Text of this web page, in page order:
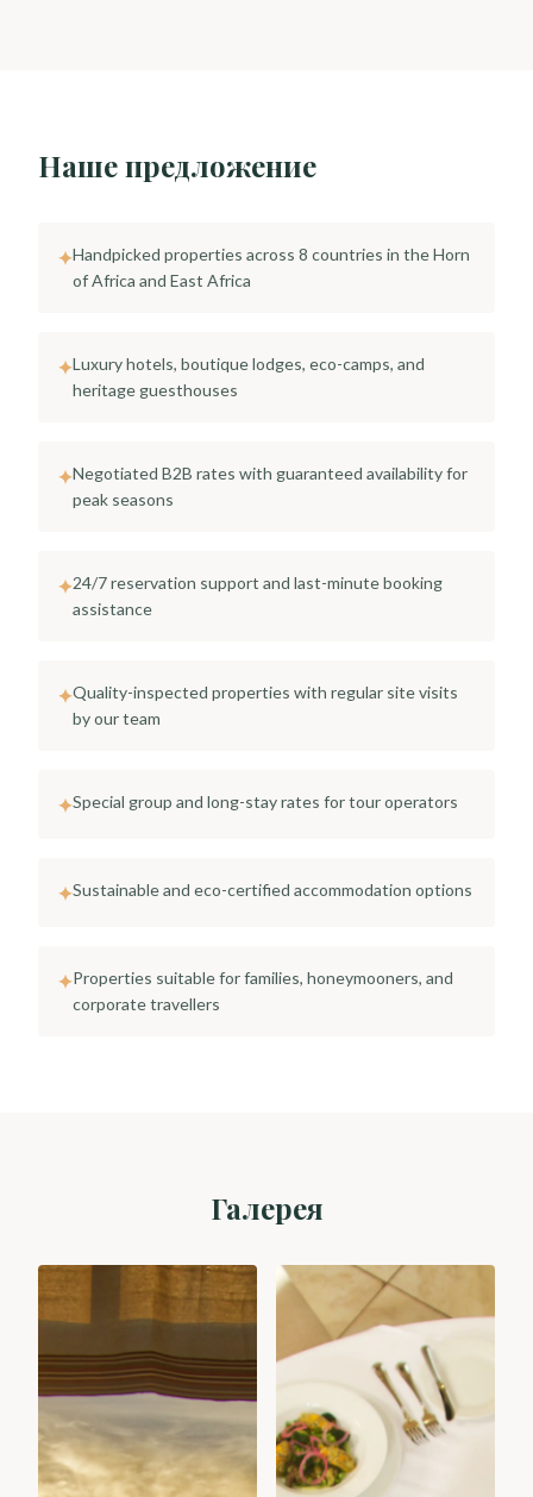
Наше предложение
✦Handpicked properties across 8 countries in the Horn
of Africa and East Africa
✦Luxury hotels, boutique lodges, eco-camps, and
heritage guesthouses
✦Negotiated B2B rates with guaranteed availability for
peak seasons
✦24/7 reservation support and last-minute booking
assistance
✦Quality-inspected properties with regular site visits
by our team
✦Special group and long-stay rates for tour operators
✦Sustainable and eco-certified accommodation options
✦Properties suitable for families, honeymooners, and
corporate travellers
Галерея